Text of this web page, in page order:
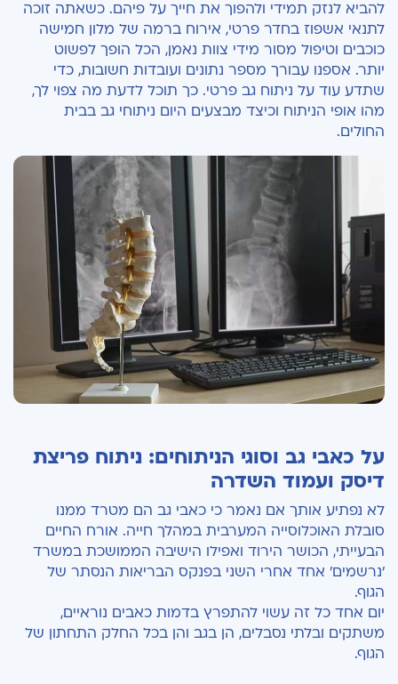
להביא לנזק תמידי ולהפוך את חייך על פיהם. כשאתה זוכה
לתנאי אשפוז בחדר פרטי, אירוח ברמה של מלון חמישה
כוכבים וטיפול מסור מידי צוות נאמן, הכל הופך לפשוט
יותר. אספנו עבורך מספר נתונים ועובדות חשובות, כדי
שתדע עוד על ניתוח גב פרטי. כך תוכל לדעת מה צפוי לך,
מהו אופי הניתוח וכיצד מבצעים היום ניתוחי גב בבית
החולים.
על כאבי גב וסוגי הניתוחים: ניתוח פריצת
דיסק ועמוד השדרה
לא נפתיע אותך אם נאמר כי כאבי גב הם מטרד ממנו
סובלת האוכלוסייה המערבית במהלך חייה. אורח החיים
הבעייתי, הכושר הירוד ואפילו הישיבה הממושכת במשרד
'נרשמים' אחד אחרי השני בפנקס הבריאות הנסתר של
הגוף.
יום אחד כל זה עשוי להתפרץ בדמות כאבים נוראיים,
משתקים ובלתי נסבלים, הן בגב והן בכל החלק התחתון של
הגוף.